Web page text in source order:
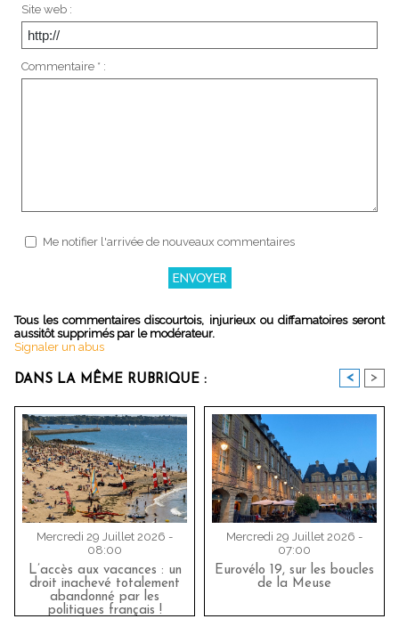
Site web :
Commentaire * :
Me notifier l'arrivée de nouveaux commentaires
Tous les commentaires discourtois, injurieux ou diffamatoires seront
aussitôt supprimés par le modérateur.
Signaler un abus
DANS LA MÊME RUBRIQUE : < >
Mercredi 29 Juillet 2026 -
08:00
L’accès aux vacances : un
droit inachevé totalement
abandonné par les
politiques français !
Mercredi 29 Juillet 2026 -
07:00
Eurovélo 19, sur les boucles
de la Meuse